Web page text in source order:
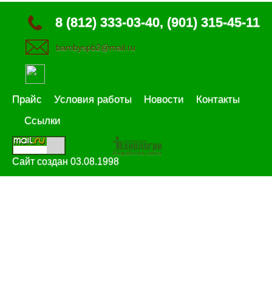
8 (812) 333-03-40, (901) 315-45-11
bambyspb2@mail.ru
Прайс Условия работы Новости
Контакты
Ссылки
Разработка сайта
Сайт создан 03.08.1998